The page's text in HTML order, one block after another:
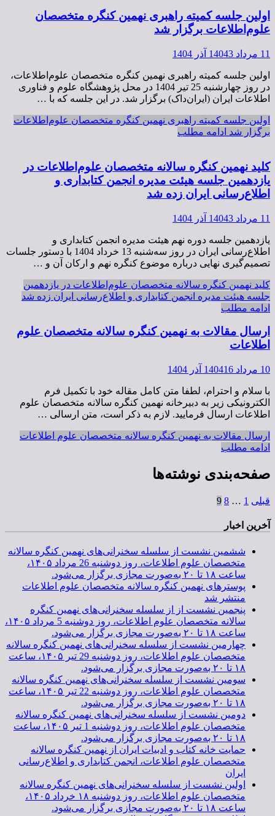
اولین جلسه کمیته راهبری نهمین کنگره متخصصان
علوم‌اطلاعات برگزار شد
11 مرداد 1404 3 آذر 1404
اولین جلسه کمیته راهبری نهمین کنگره متخصصان علوم‌اطلاعات،
در روز چهارشنبه 25 تیر 1404 در محل پژوهشگاه علوم و فناوری
اطلاعات ایران (ایران‌داک) برگزار شد. در این جلسه که با …
اولین جلسه کمیته راهبری نهمین کنگره متخصصان علوم‌اطلاعات
برگزار شد ادامه مطلب
کلید نهمین کنگره سالانه متخصصان علوم‌اطلاعات در
یازدهمین جلسه هیئت مدیره انجمن کتابداری و
اطلاع‌رسانی ایران زده شد
11 مرداد 1404 3 آذر 1404
یازدهمین جلسه دوره نهم هیئت مدیره انجمن کتابداری و
اطلاع‌‌رسانی ایران در روز سه‌شنبه 13 خرداد 1404 با دستور جلسات
تصمیم‌گیری نهایی درباره موضوع کنگره نهم و ارکان آن و …
کلید نهمین کنگره سالانه متخصصان علوم‌اطلاعات در یازدهمین
جلسه هیئت مدیره انجمن کتابداری و اطلاع‌رسانی ایران زده شد
ادامه مطلب
ارسال مقالات به نهمین کنگره سالانه متخصصان علوم
اطلاعات
10 مرداد 1404 16 آذر 1404
با سلام و احترام، لطفا متن کامل مقاله خود با تکمیل فرم
الکترونیکی زیر به دبیرخانه نهمین کنگره سالانه متخصصان علوم
اطلاعات ارسال فرمایید. لازم به ذکر است، متن ارسالی …
ارسال مقالات به نهمین کنگره سالانه متخصصان علوم اطلاعات
ادامه مطلب
صفحه‌بندی نوشته‌ها
قبلی 1
…
8
9
آخرین اخبار
ششمین نشست از سلسله سخنرانی‌های نهمین کنگره سالانه
متخصصان علوم اطلاعات، روز دوشنبه 26 مرداد ۱۴۰۵،
ساعت ۱۸ تا ۲۰ به‌صورت مجازی برگزار می‌شود.
پوسترهای نهمین کنگره سالانه متخصصان علوم اطلاعات
منتشر شد
پنجمین نشست از از سلسله سخنرانی‌های نهمین کنگره
سالانه متخصصان علوم اطلاعات، روز دوشنبه 5 مرداد ۱۴۰۵،
ساعت ۱۸ تا ۲۰ به‌صورت مجازی برگزار می‌شود.
چهارمین نشست از سلسله سخنرانی‌های نهمین کنگره سالانه
متخصصان علوم اطلاعات، روز دوشنبه 29 تیر ۱۴۰۵، ساعت
۱۸ تا ۲۰ به‌صورت مجازی برگزار می‌شود.
سومین نشست از سلسله سخنرانی‌های نهمین کنگره سالانه
متخصصان علوم اطلاعات، روز دوشنبه 22 تیر ۱۴۰۵، ساعت
۱۸ تا ۲۰ به‌صورت مجازی برگزار می‌شود.
دومین نشست از سلسله سخنرانی‌های نهمین کنگره سالانه
متخصصان علوم اطلاعات، روز دوشنبه 1 تیر ۱۴۰۵، ساعت
۱۸ تا ۲۰ به‌صورت مجازی برگزار می‌شود.
حمایت خانه کتاب و ادبیات ایران از نهمین کنگره سالانه
متخصصان علوم اطلاعات، انجمن کتابداری و اطلاع‌رسانی
ایران
اولین نشست از سلسله سخنرانی‌های نهمین کنگره سالانه
متخصصان علوم اطلاعات، روز دوشنبه ۱۸ خرداد ۱۴۰۵،
ساعت ۱۸ تا ۲۰ به‌صورت مجازی برگزار می‌شود.